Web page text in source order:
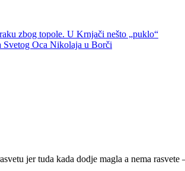
zbog topole. U Krnjači nešto „puklo“
Svetog Oca Nikolaja u Borči
jer tuda kada dodje magla a nema rasvete